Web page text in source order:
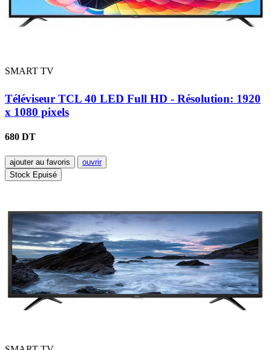
SMART TV
Téléviseur TCL 40 LED Full HD - Résolution: 1920
x 1080 pixels
680 DT
ajouter au favoris
ouvrir
Stock Epuisé